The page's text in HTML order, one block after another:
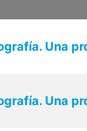
Una
Una